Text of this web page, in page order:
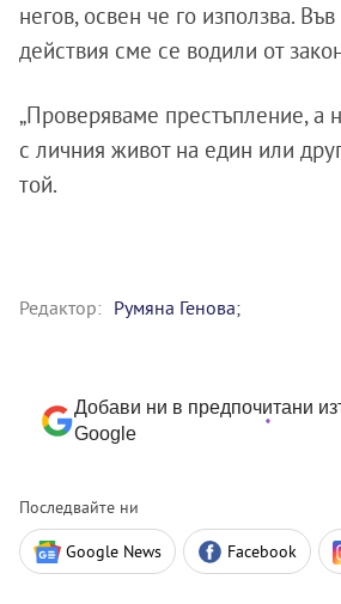
негов, освен че го използва.
действия сме се водили от
„Проверяваме престъпление, а
с личния живот на един или
той.
Редактор: Румяна Генова;
Добави ни в предпочитани
Google
Последвайте ни
Google News Facebook